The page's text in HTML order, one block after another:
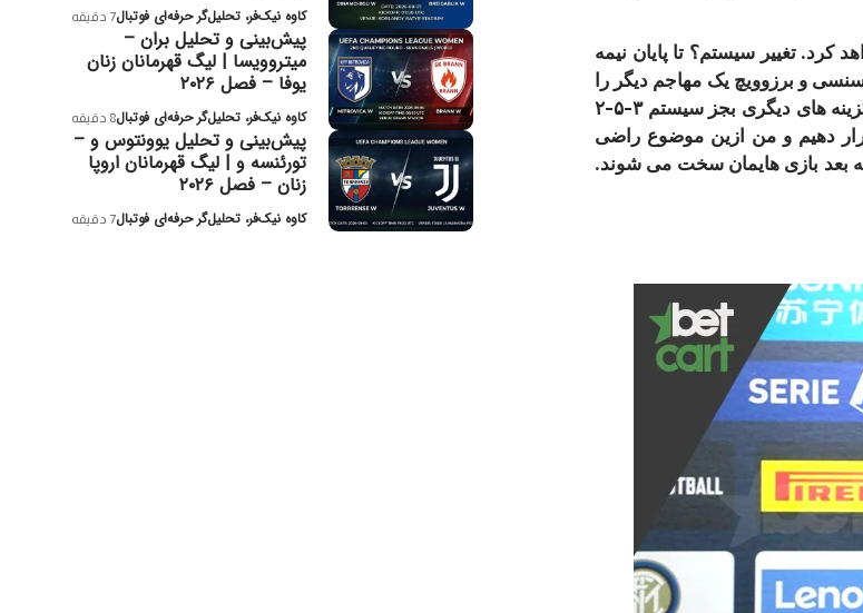
کرد. تغییر سیستم؟ تا پایان نیمه
و برزوویچ یک مهاجم دیگر را
به خط حمله اضافه کنم و نیاز به تغییر سیستم داشتم. خوشحالم که گزینه های دیگری بجز سیستم ۳-۵-۲
سر مهاجم قرار دهیم و من ازین موضوع راضی
به بعد بازی هایمان سخت می شوند.
کاوه نیک‌فر، تحلیل‌گر حرفه‌ای فوتبال7 دقیقه
پیش‌بینی و تحلیل بران –
میتروویسا | لیگ قهرمانان زنان
یوفا – فصل ۲۰۲۶
کاوه نیک‌فر، تحلیل‌گر حرفه‌ای فوتبال8 دقیقه
پیش‌بینی و تحلیل یوونتوس و –
تورئنسه و | لیگ قهرمانان اروپا
زنان – فصل ۲۰۲۶
کاوه نیک‌فر، تحلیل‌گر حرفه‌ای فوتبال7 دقیقه